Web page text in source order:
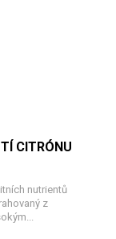
CITRÓNU
nutrientů
z